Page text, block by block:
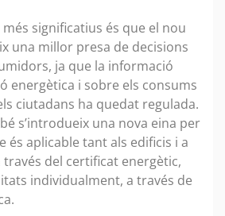
significatius és que el nou
una millor presa de decisions
ja que la informació
energètica i sobre els consums
ciutadans ha quedat regulada.
s’introdueix una nova eina per
és aplicable tant als edificis i a
través del certificat energètic,
individualment, a través de